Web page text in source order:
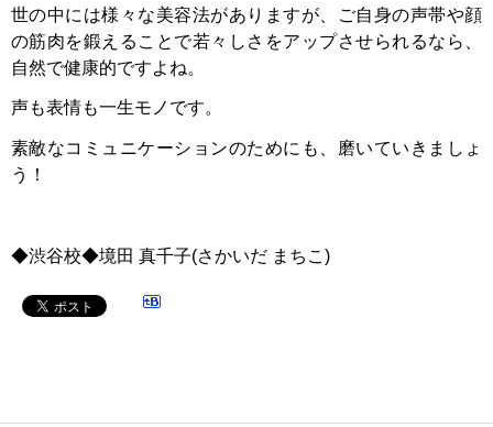
世の中には様々な美容法がありますが、ご自身の声帯や顔
の筋肉を鍛えることで若々しさをアップさせられるなら、
自然で健康的ですよね。
声も表情も一生モノです。
素敵なコミュニケーションのためにも、磨いていきましょ
う！
◆渋谷校◆境田 真千子(さかいだ まちこ)